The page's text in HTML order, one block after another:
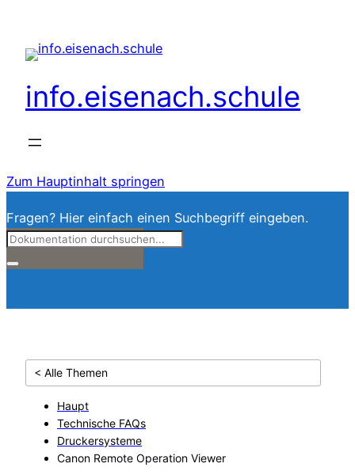
info.eisenach.schule
Zum Hauptinhalt springen
Fragen? Hier einfach einen Suchbegriff eingeben.
< Alle Themen
Haupt
Technische FAQs
Druckersysteme
Canon Remote Operation Viewer